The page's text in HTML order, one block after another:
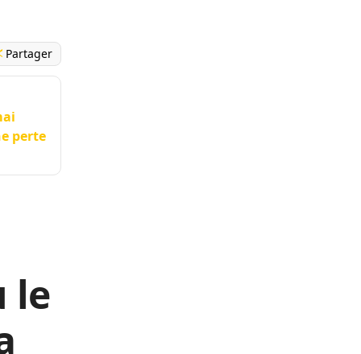
Partager
perte
le